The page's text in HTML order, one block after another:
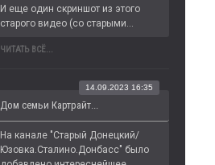
И еще один скриншот из этого
старого видео (со старыми...
ЧИТАТЬ ВСЁ...
Дом семьи Картрайт...
14.09.2023 16:35
На канале "Старый Донецкий/
Юзовка.Сталино.Донбасс" было